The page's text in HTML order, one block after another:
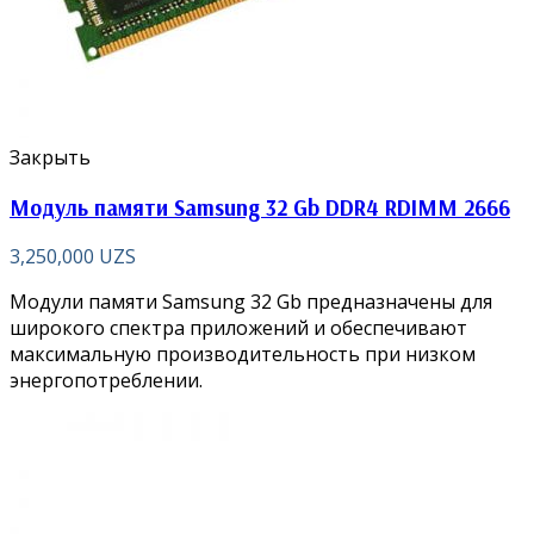
Закрыть
Модуль памяти Samsung 32 Gb DDR4 RDIMM 2666
3,250,000 UZS
Модули памяти Samsung 32 Gb предназначены для
широкого спектра приложений и обеспечивают
максимальную производительность при низком
энергопотреблении.